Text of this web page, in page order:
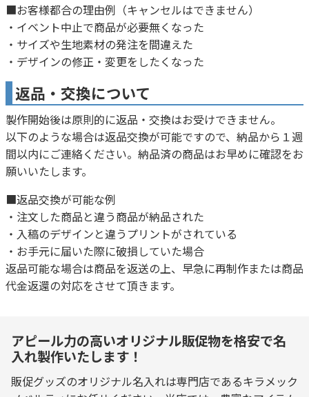
■お客様都合の理由例（キャンセルはできません）
・イベント中止で商品が必要無くなった
・サイズや生地素材の発注を間違えた
・デザインの修正・変更をしたくなった
返品・交換について
製作開始後は原則的に返品・交換はお受けできません。
以下のような場合は返品交換が可能ですので、納品から１週
間以内にご連絡ください。納品済の商品はお早めに確認をお
願いいたします。
■返品交換が可能な例
・注文した商品と違う商品が納品された
・入稿のデザインと違うプリントがされている
・お手元に届いた際に破損していた場合
返品可能な場合は商品を返送の上、早急に再制作または商品
代金返還の対応をさせて頂きます。
アピール力の高いオリジナル販促物を格安で名
入れ製作いたします！
販促グッズのオリジナル名入れは専門店であるキラメック